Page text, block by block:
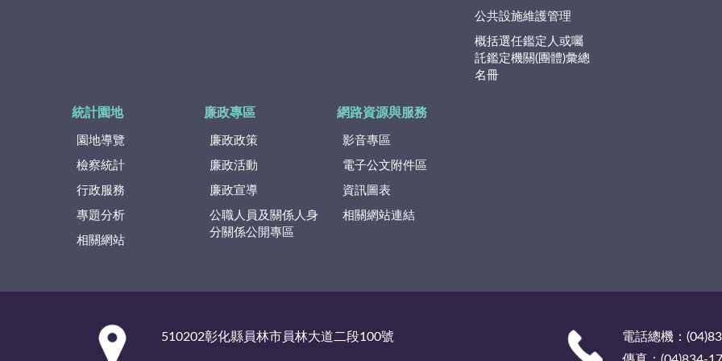
公共設施維護管理
概括選任鑑定人或囑
託鑑定機關(團體)彙總
名冊
統計園地
園地導覽
檢察統計
行政服務
專題分析
相關網站
廉政專區
廉政政策
廉政活動
廉政宣導
公職人員及關係人身
分關係公開專區
網路資源與服務
影音專區
電子公文附件區
資訊圖表
相關網站連結
510202彰化縣員林市員林大道二段100號
電話總機：